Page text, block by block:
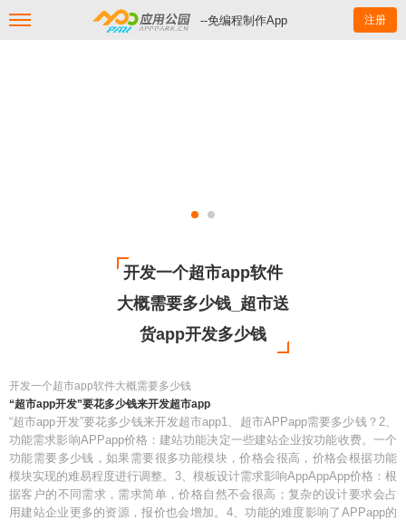
--免编程制作App 注册
开发一个超市app软件
大概需要多少钱_超市送
货app开发多少钱
开发一个超市app软件大概需要多少钱
“超市app开发”要花多少钱来开发超市app
“超市app开发”要花多少钱来开发超市app1、超市APPapp需要多少钱？2、
功能需求影响APPapp价格：建站功能决定一些建站企业按功能收费。一个
功能需要多少钱，如果需要很多功能模块，价格会很高，价格会根据功能
模块实现的难易程度进行调整。3、模板设计需求影响AppAppApp价格：根
据客户的不同需求，需求简单，价格自然不会很高；复杂的设计要求会占
用建站企业更多的资源，报价也会增加。4、功能的难度影响了APPapp的